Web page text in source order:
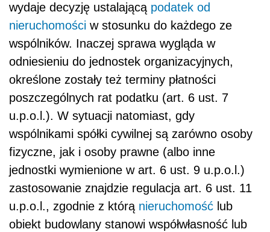
wydaje decyzję ustalającą podatek od
nieruchomości w stosunku do każdego ze
wspólników. Inaczej sprawa wygląda w
odniesieniu do jednostek organizacyjnych,
określone zostały też terminy płatności
poszczególnych rat podatku (art. 6 ust. 7
u.p.o.l.). W sytuacji natomiast, gdy
wspólnikami spółki cywilnej są zarówno osoby
fizyczne, jak i osoby prawne (albo inne
jednostki wymienione w art. 6 ust. 9 u.p.o.l.)
zastosowanie znajdzie regulacja art. 6 ust. 11
u.p.o.l., zgodnie z którą nieruchomość lub
obiekt budowlany stanowi współwłasność lub